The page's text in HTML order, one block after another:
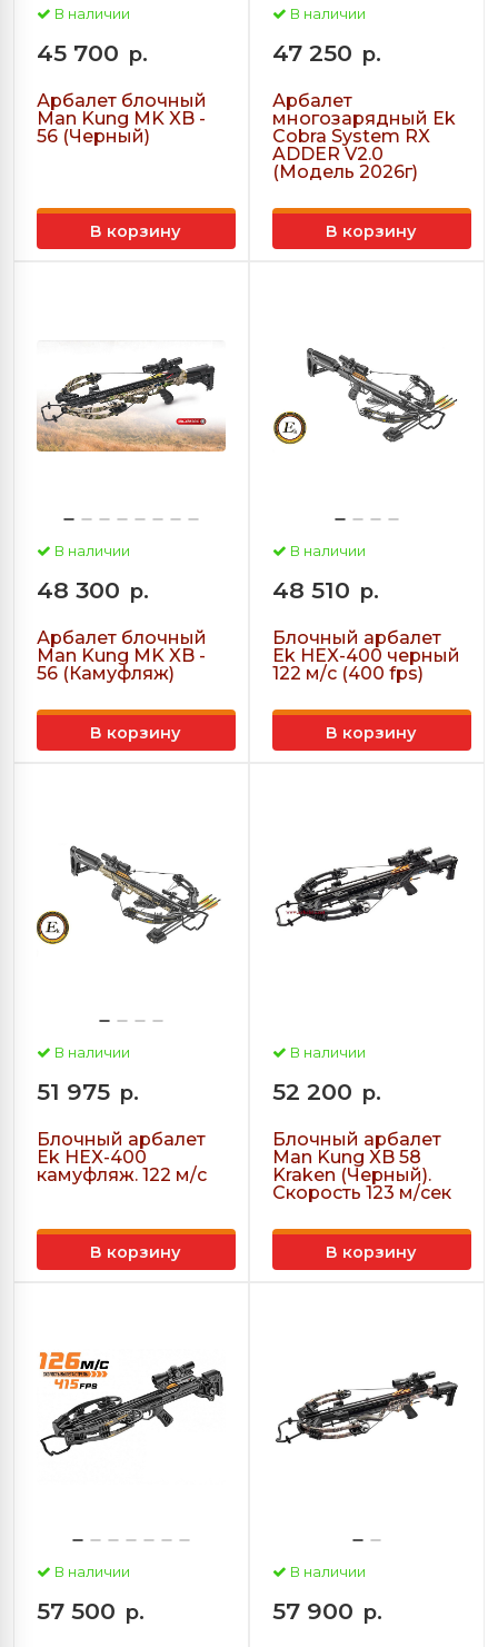
В наличии
45 700 р.
Арбалет блочный
Man Kung MK XB -
56 (Черный)
В корзину
В наличии
47 250 р.
Арбалет
многозарядный Ek
Cobra System RX
ADDER V2.0
(Модель 2026г)
В корзину
В наличии
48 300 р.
Арбалет блочный
Man Kung MK XB -
56 (Камуфляж)
В корзину
В наличии
48 510 р.
Блочный арбалет
Ek HEX-400 черный
122 м/с (400 fps)
В корзину
В наличии
51 975 р.
Блочный арбалет
Ek HEX-400
камуфляж. 122 м/с
В корзину
В наличии
52 200 р.
Блочный арбалет
Man Kung XB 58
Kraken (Черный).
Скорость 123 м/сек
В корзину
В наличии
57 500 р.
В наличии
57 900 р.